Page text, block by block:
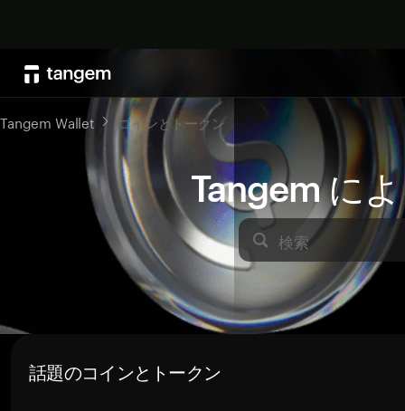
Tangem に
検索
Tangem Wallet コインとトークン
話題のコインとトークン